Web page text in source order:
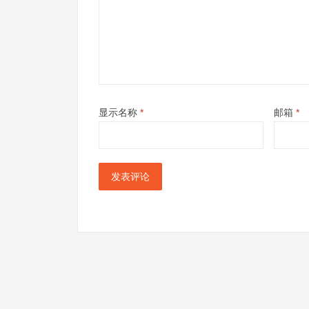
显示名称 * 邮箱 *